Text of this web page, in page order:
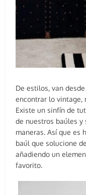
De estilos, van
encontrar lo vintage,
Existe un sinfín de
de nuestros baúles y
maneras. Así que es
baúl que solucione
añadiendo un
favorito.